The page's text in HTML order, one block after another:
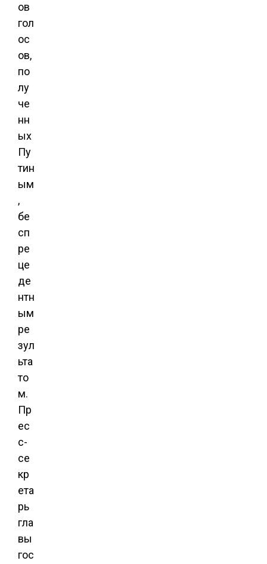
ов
гол
ос
ов,
по
лу
че
нн
ых
Пу
тин
ым
,
бе
сп
ре
це
де
нтн
ым
ре
зул
ьта
то
м.
Пр
ес
с-
се
кр
ета
рь
гла
вы
гос